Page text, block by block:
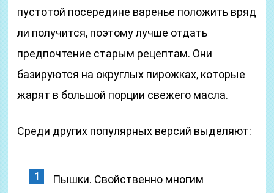
пустотой посередине варенье положить вряд
ли получится, поэтому лучше отдать
предпочтение старым рецептам. Они
базируются на округлых пирожках, которые
жарят в большой порции свежего масла.
Среди других популярных версий выделяют:
Пышки. Свойственно многим